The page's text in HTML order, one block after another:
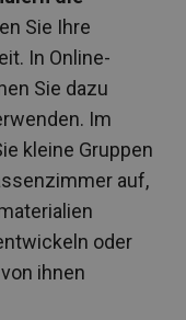
Sie Ihre
In Online-
Sie dazu
Im
kleine Gruppen
auf,
oder
ihnen